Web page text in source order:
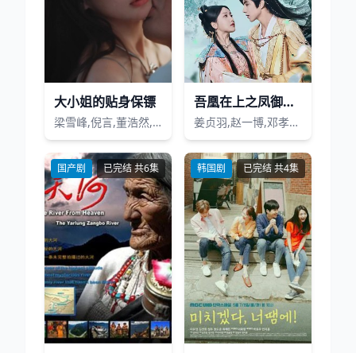
大小姐的贴身保镖
梁雪峰,倪言,董浩然,卢筠捷,胡旭晨
吾凰在上之凤御四方
姜贞羽,赵一博,邓孝慈,郝熠然,林亚冬,祖怀,侯明炫,郑千亦,杜煜
国产剧 已完结 共6集 韩国剧 已完结 共4集